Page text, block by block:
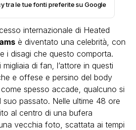
tra le tue fonti preferite su Google
internazionale di Heated
è diventato una celebrità, con
i disagi che questo comporta.
di fan, l’attore in questi
e offese e persino del body
spesso accade, qualcuno si
passato. Nelle ultime 48 ore
al centro di una bufera
vecchia foto, scattata ai tempi